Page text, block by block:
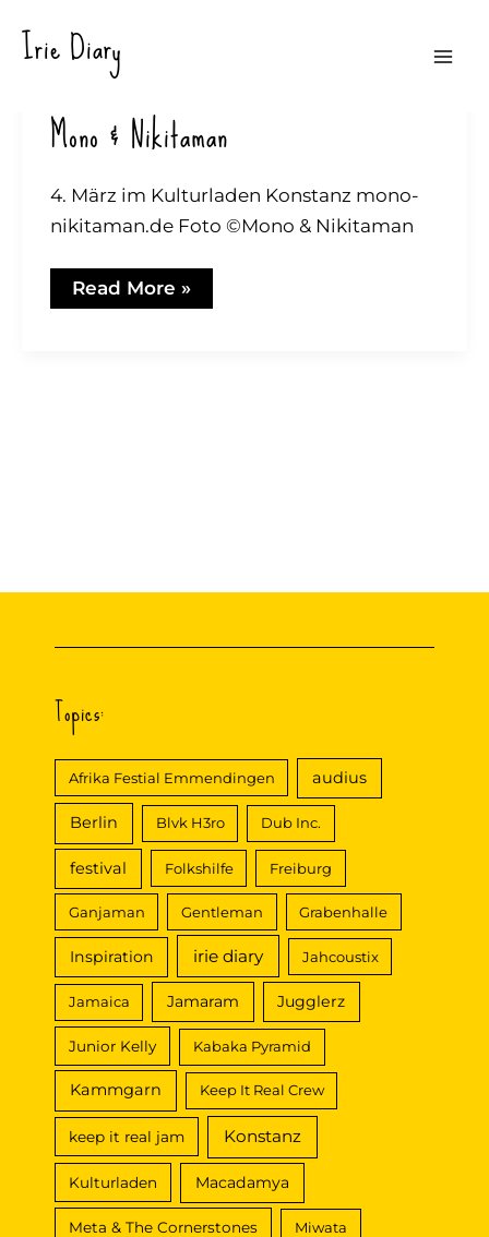
Inhalt
Irie Diary
Mono & Nikitaman
4. März im Kulturladen Konstanz mono-
nikitaman.de Foto ©Mono & Nikitaman
Mono
&
Read More »
Topics:
Afrika Festial Emmendingen audius
Berlin Blvk H3ro Dub Inc.
festival Folkshilfe Freiburg
Ganjaman Gentleman Grabenhalle
Inspiration irie diary Jahcoustix
Jamaica Jamaram Jugglerz
Junior Kelly Kabaka Pyramid
Kammgarn Keep It Real Crew
keep it real jam Konstanz
Kulturladen Macadamya
Meta & The Cornerstones Miwata